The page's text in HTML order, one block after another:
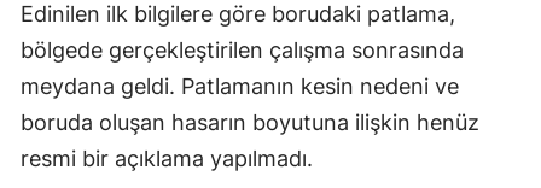
Edinilen ilk bilgilere göre borudaki patlama,
bölgede gerçekleştirilen çalışma sonrasında
meydana geldi. Patlamanın kesin nedeni ve
boruda oluşan hasarın boyutuna ilişkin henüz
resmi bir açıklama yapılmadı.